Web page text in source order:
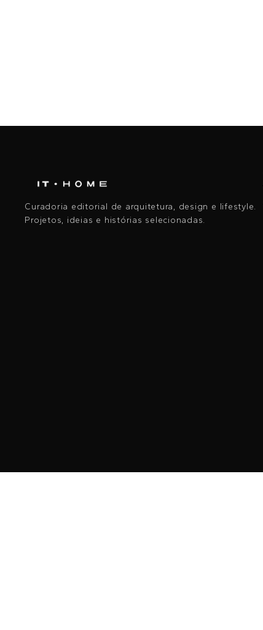
Curadoria editorial de arquitetura, design e lifestyle.
Projetos, ideias e histórias selecionadas.